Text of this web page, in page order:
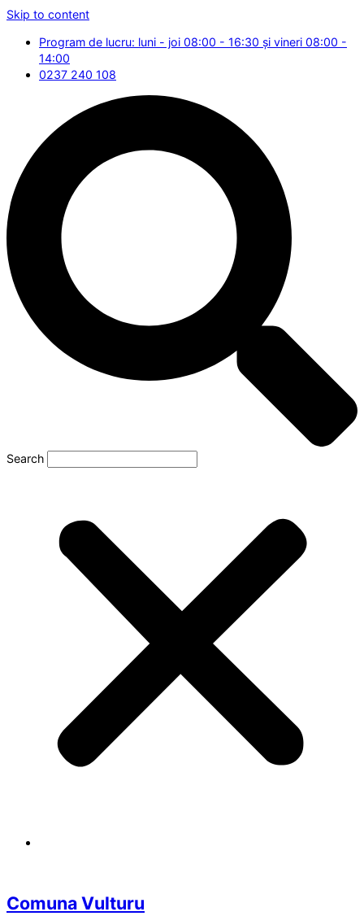
Skip to content
Program de lucru: luni - joi 08:00 - 16:30 și vineri 08:00 -
14:00
0237 240 108
Search
Comuna Vulturu